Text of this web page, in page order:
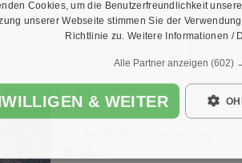
prüfen →
Cookies, um die Benutzerfreundlichkeit
unserer Webseite stimmen Sie der
Richtlinie zu. Weitere Informationen /
Alle Partner anzeigen (602)
& WEITER